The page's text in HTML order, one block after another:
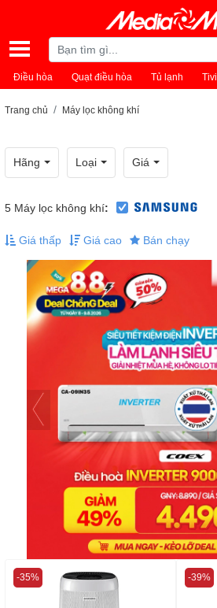
Điều hòa Quạt điều hòa Tủ lạnh Tivi
Trang chủ Máy lọc không khí
Hãng Loại Giá
5 Máy lọc không khí:
Giá thấp Giá cao Bán chạy
-35% -39%